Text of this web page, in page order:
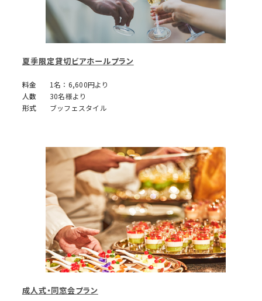
夏季限定貸切ビアホールプラン
料金
1名：6,600円より
人数
30名様より
形式
ブッフェスタイル
成人式・同窓会プラン